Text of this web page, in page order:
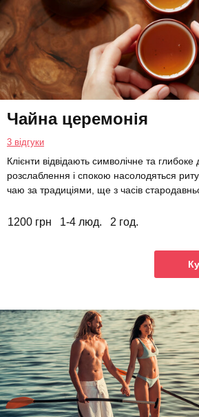
Чайна церемонія
3 відгуки
Клієнти відвідають символічне та
розслаблення і спокою насолодяться
чаю за традиціями, ще з часів
1200 грн 1-4 люд. 2 год.